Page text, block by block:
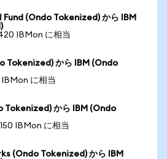
(Ondo Tokenized) から IBM
IBMon に相当
Tokenized) から IBM (Ondo
IBMon に相当
から IBM (Ondo
IBMon に相当
(Ondo Tokenized) から IBM